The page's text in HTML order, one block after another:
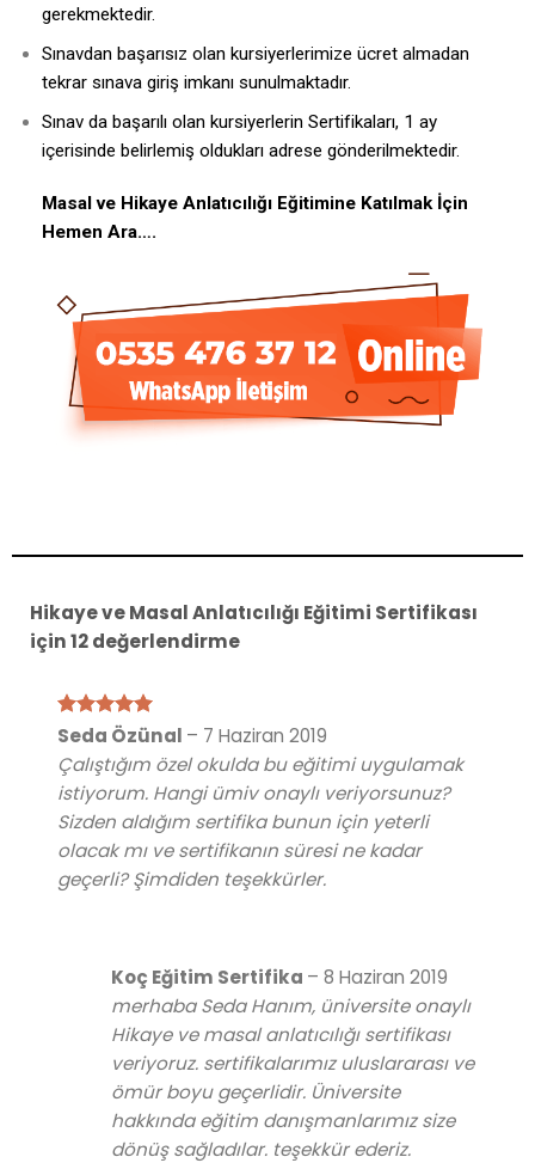
gerekmektedir.
Sınavdan başarısız olan kursiyerlerimize ücret almadan
tekrar sınava giriş imkanı sunulmaktadır.
Sınav da başarılı olan kursiyerlerin Sertifikaları, 1 ay
içerisinde belirlemiş oldukları adrese gönderilmektedir.
Masal ve Hikaye Anlatıcılığı Eğitimine Katılmak İçin
Hemen Ara….
Hikaye ve Masal Anlatıcılığı Eğitimi Sertifikası
için 12 değerlendirme
5 üzerinden
Seda Özünal – 7 Haziran 2019
Çalıştığım özel okulda bu eğitimi uygulamak
istiyorum. Hangi ümiv onaylı veriyorsunuz?
Sizden aldığım sertifika bunun için yeterli
olacak mı ve sertifikanın süresi ne kadar
geçerli? Şimdiden teşekkürler.
Koç Eğitim Sertifika – 8 Haziran 2019
merhaba Seda Hanım, üniversite onaylı
Hikaye ve masal anlatıcılığı sertifikası
veriyoruz. sertifikalarımız uluslararası ve
ömür boyu geçerlidir. Üniversite
hakkında eğitim danışmanlarımız size
dönüş sağladılar. teşekkür ederiz.